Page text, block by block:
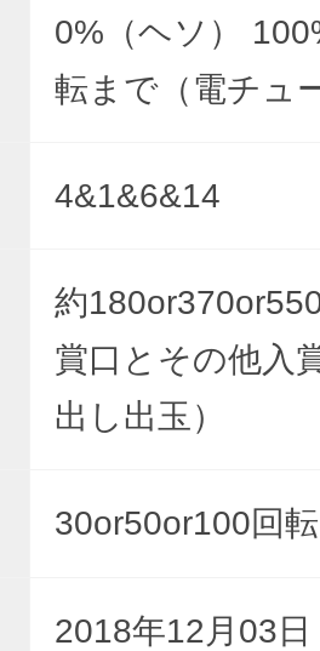
0%（ヘソ）
転まで（電チュ
4&1&6&14
約
賞口とその他入
出し出玉）
30or50or100回転
2018年12月03日